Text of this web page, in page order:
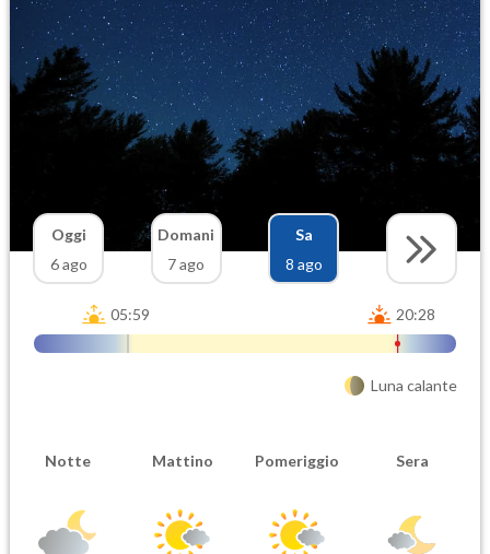
Oggi
6 ago
Domani
7 ago
Sa
8 ago
05:59 20:28
Luna calante
Notte Mattino Pomeriggio Sera